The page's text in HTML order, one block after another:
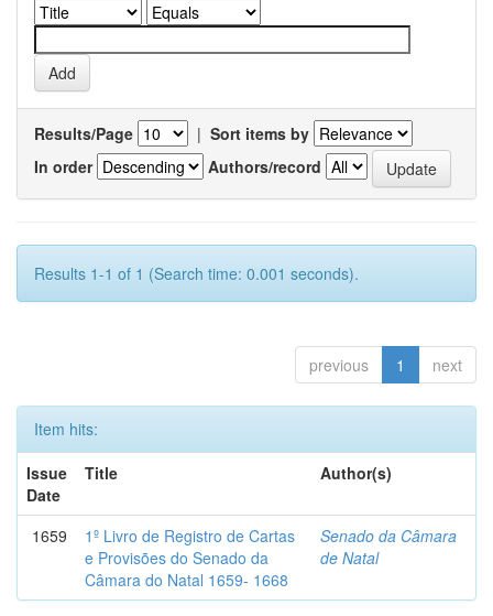
Results/Page | Sort items by
In order
Authors/record
Results 1-1 of 1 (Search time: 0.001 seconds).
previous 1 next
Item hits:
Issue
Date
Title Author(s)
1659
1º Livro de Registro de Cartas
e Provisões do Senado da
Câmara do Natal 1659- 1668
Senado da Câmara
de Natal